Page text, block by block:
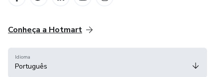
Conheça a Hotmart
Idioma
Português